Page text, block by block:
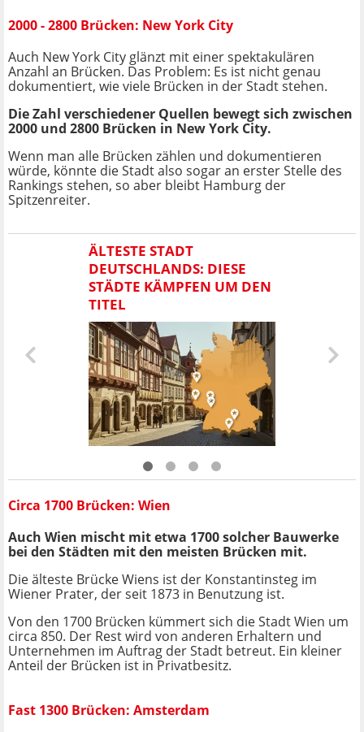
2000 - 2800 Brücken: New York City
Auch New York City glänzt mit einer spektakulären
Anzahl an Brücken. Das Problem: Es ist nicht genau
dokumentiert, wie viele Brücken in der Stadt stehen.
Die Zahl verschiedener Quellen bewegt sich zwischen
2000 und 2800 Brücken in New York City.
Wenn man alle Brücken zählen und dokumentieren
würde, könnte die Stadt also sogar an erster Stelle des
Rankings stehen, so aber bleibt Hamburg der
Spitzenreiter.
ÄLTESTE STADT
DEUTSCHLANDS: DIESE
STÄDTE KÄMPFEN UM DEN
TITEL
Circa 1700 Brücken: Wien
Auch Wien mischt mit etwa 1700 solcher Bauwerke
bei den Städten mit den meisten Brücken mit.
Die älteste Brücke Wiens ist der Konstantinsteg im
Wiener Prater, der seit 1873 in Benutzung ist.
Von den 1700 Brücken kümmert sich die Stadt Wien um
circa 850. Der Rest wird von anderen Erhaltern und
Unternehmen im Auftrag der Stadt betreut. Ein kleiner
Anteil der Brücken ist in Privatbesitz.
Fast 1300 Brücken: Amsterdam